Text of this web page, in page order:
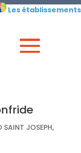
Les établissements
SAINT JOSEPH,